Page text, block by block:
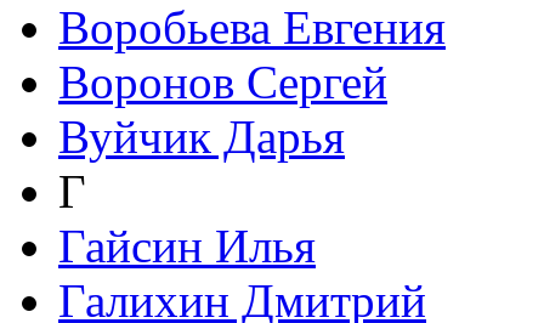
Воробьева Евгения
Воронов Сергей
Вуйчик Дарья
Г
Гайсин Илья
Галихин Дмитрий